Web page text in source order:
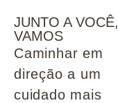
JUNTO A VOCÊ,
VAMOS
Caminhar em
direção a um
cuidado mais